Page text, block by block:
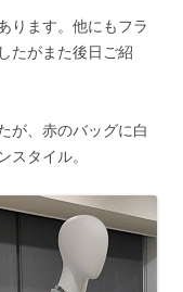
ります。他にもフラ
たがまた後日ご紹
が、赤のバッグに白
タイル。